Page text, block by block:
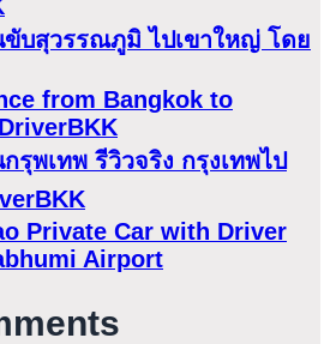
ขับสุวรรณภูมิ ไปเขาใหญ่ โดย
from Bangkok to
รุพเทพ รีวิวจริง กรุงเทพไป
Private Car with Driver
Airport